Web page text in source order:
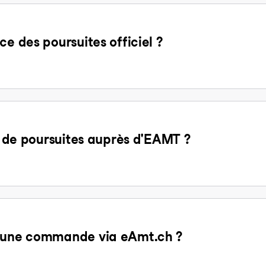
des poursuites officiel ?
poursuites auprès d'EAMT ?
commande via eAmt.ch ?